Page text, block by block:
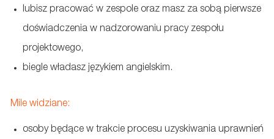
lubisz pracować w zespole oraz masz za sobą pierwsze
doświadczenia w nadzorowaniu pracy zespołu
projektowego,
biegle władasz językiem angielskim.
Mile widziane:
osoby będące w trakcie procesu uzyskiwania uprawnień